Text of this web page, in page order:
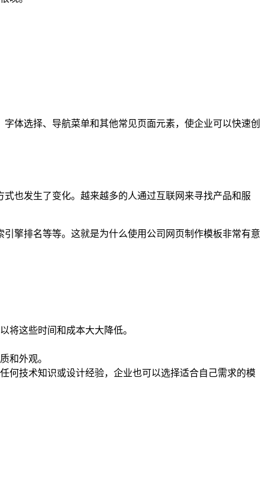
体选择、导航菜单和其他常见页面元素，使企业可以快速创
也发生了变化。越来越多的人通过互联网来寻找产品和服
擎排名等等。这就是为什么使用公司网页制作模板非常有意
将这些时间和成本大大降低。
和外观。
何技术知识或设计经验，企业也可以选择适合自己需求的模